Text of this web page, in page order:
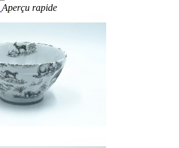
Aperçu rapide